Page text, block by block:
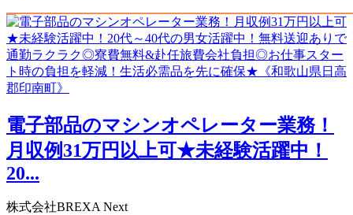
電子部品のマシンオペレーター業務！
月収例31万円以上可★未経験活躍中！
20...
株式会社BREXA Next